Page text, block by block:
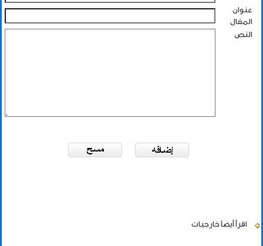
عنوان
المقال
النص
اقرأ أيضاً خارجيات